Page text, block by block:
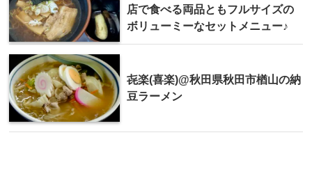
店で食べる両品ともフルサイズの
ボリューミーなセットメニュー♪
㐂楽(喜楽)@秋田県秋田市楢山の納
豆ラーメン